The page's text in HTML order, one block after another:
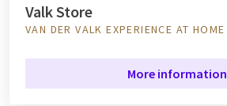
Valk Store
VAN DER VALK EXPERIENCE AT HOME
More information